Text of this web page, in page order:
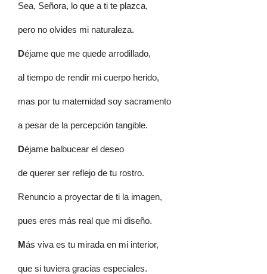
Sea, Señora, lo que a ti te plazca,
pero no olvides mi naturaleza.
Déjame que me quede arrodillado,
al tiempo de rendir mi cuerpo herido,
mas por tu maternidad soy sacramento
a pesar de la percepción tangible.
Déjame balbucear el deseo
de querer ser reflejo de tu rostro.
Renuncio a proyectar de ti la imagen,
pues eres más real que mi diseño.
Más viva es tu mirada en mi interior,
que si tuviera gracias especiales.